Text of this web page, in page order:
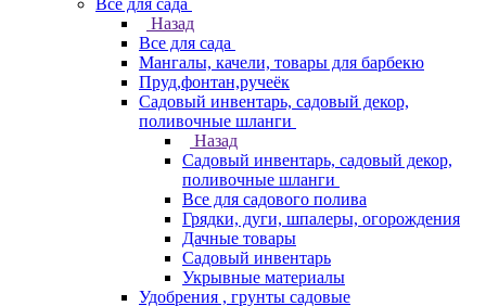
Все для сада
Назад
Все для сада
Мангалы, качели, товары для барбекю
Пруд,фонтан,ручеёк
Садовый инвентарь, садовый декор,
поливочные шланги
Назад
Садовый инвентарь, садовый декор,
поливочные шланги
Все для садового полива
Грядки, дуги, шпалеры, огорождения
Дачные товары
Садовый инвентарь
Укрывные материалы
Удобрения , грунты садовые